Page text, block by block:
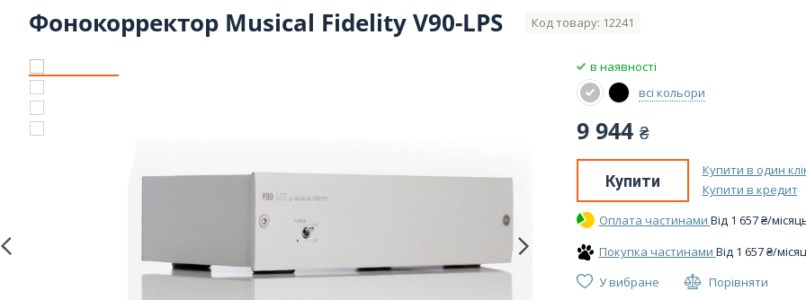
Фонокорректор Musical Fidelity V90-LPS Код товару: 12241
в наявності
всі кольори
9 944 ₴
Купити
Купити в один
Купити в кредит
Оплата частинами Вiд 1 657₴/
Покупка частинами Вiд 1 657₴/
У вибране
Порівняти